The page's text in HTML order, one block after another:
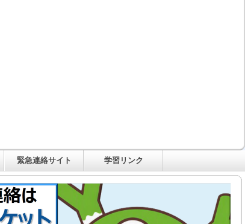
緊急連絡サイト 学習リンク